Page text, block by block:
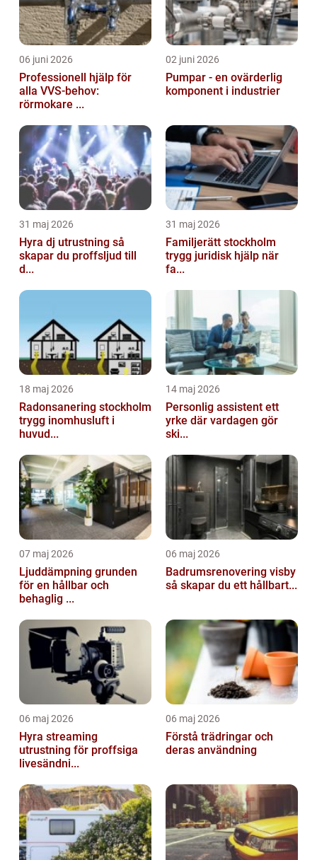
06 juni 2026
Professionell hjälp för
alla VVS-behov:
rörmokare ...
02 juni 2026
Pumpar - en ovärderlig
komponent i industrier
31 maj 2026
Hyra dj utrustning så
skapar du proffsljud till
d...
31 maj 2026
Familjerätt stockholm
trygg juridisk hjälp när
fa...
18 maj 2026
Radonsanering stockholm
trygg inomhusluft i
huvud...
14 maj 2026
Personlig assistent ett
yrke där vardagen gör
ski...
07 maj 2026
Ljuddämpning grunden
för en hållbar och
behaglig ...
06 maj 2026
Badrumsrenovering visby
så skapar du ett hållbart...
06 maj 2026
Hyra streaming
utrustning för proffsiga
livesändni...
06 maj 2026
Förstå trädringar och
deras användning